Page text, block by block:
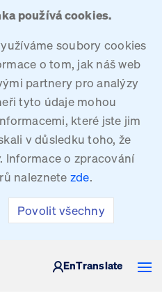
používá cookies.
soubory cookies
o tom, jak náš web
partnery pro analýzy
tyto údaje mohou
které jste jim
v důsledku toho, že
Informace o zpracování
naleznete zde.
Povolit všechny
ČESKÉ REPUBLIKY
EnTranslate